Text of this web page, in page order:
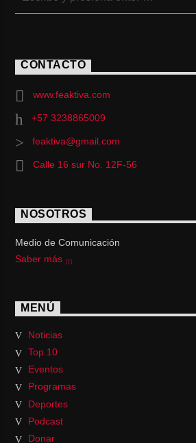
CONTACTO
www.feaktiva.com
+57 3238865009
feaktiva@gmail.com
Calle 16 sur No. 12F-56
NOSOTROS
Medio de Comunicación
Saber más
MENÚ
Noticias
Top 10
Eventos
Programas
Deportes
Podcast
Donar